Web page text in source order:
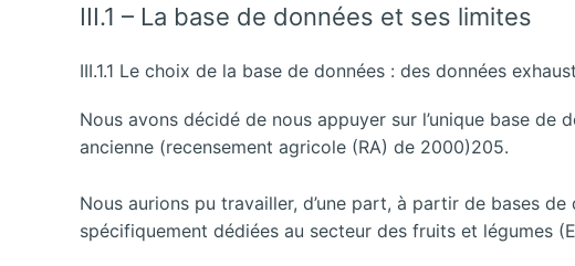
III.1 – La base de données et ses limites
III.1.1 Le choix de la base de données : des données
Nous avons décidé de nous appuyer sur l’unique base
ancienne (recensement agricole (RA) de 2000)205.
Nous aurions pu travailler, d’une part, à partir de bases
spécifiquement dédiées au secteur des fruits et légumes